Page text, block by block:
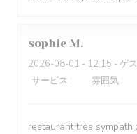
sophie M
2026-08-01 - 12:15 - ゲ
サービス : 雰囲気 :
restaurant très